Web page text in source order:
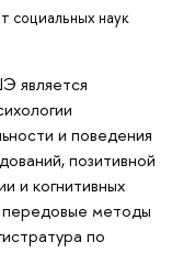
социальных наук
является
и поведения
позитивной
и когнитивных
передовые методы
по